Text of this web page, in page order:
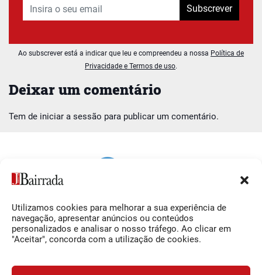
Utilizamos cookies para melhorar a sua experiência de
navegação, apresentar anúncios ou conteúdos
personalizados e analisar o nosso tráfego. Ao clicar em
"Aceitar", concorda com a utilização de cookies.
Deixar um comentário
Tem de iniciar a sessão para publicar um comentário.
Subscrever
Ao subscrever está a indicar que leu e compreendeu a nossa Política de
Privacidade e Termos de uso.
Siga-nos
Facebook
O Jornal da Bairrada
Contactos